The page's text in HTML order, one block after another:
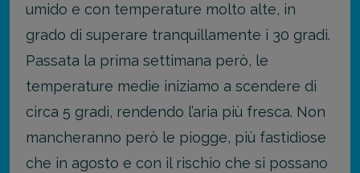
umido e con temperature molto alte, in
grado di superare tranquillamente i 30 gradi.
Passata la prima settimana però, le
temperature medie iniziamo a scendere di
circa 5 gradi, rendendo l’aria più fresca. Non
mancheranno però le piogge, più fastidiose
che in agosto e con il rischio che si possano